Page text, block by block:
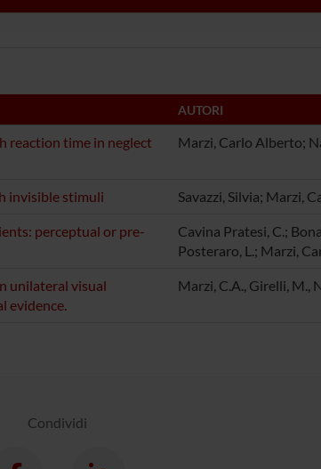
AUTORI
reaction time in neglect
Marzi, Carlo Alberto;
invisible stimuli Savazzi, Silvia; Marzi,
perceptual or pre-
Cavina Pratesi, C.;
Posteraro, L.; Marzi,
unilateral visual
evidence.
Marzi, C.A., Girelli, M.,
Condividi